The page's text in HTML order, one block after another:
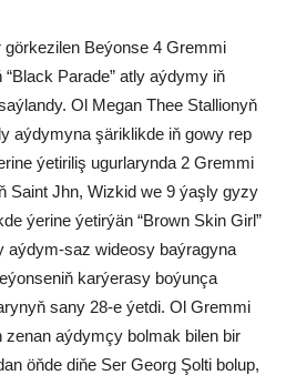
görkezilen Beýonse 4 Gremmi
Parade” atly aýdymy iň
Ol Megan Thee Stallionyň
aýdymyna şäriklikde iň gowy rep
ýetiriliş ugurlarynda 2 Gremmi
Saint Jhn, Wizkid we 9 ýaşly gyzy
ýerine ýetirýän “Brown Skin Girl”
aýdym-saz wideosy baýragyna
karýerasy boýunça
sany 28-e ýetdi. Ol Gremmi
zenan aýdymçy bolmak bilen bir
öňde diňe Ser Georg Şolti bolup,